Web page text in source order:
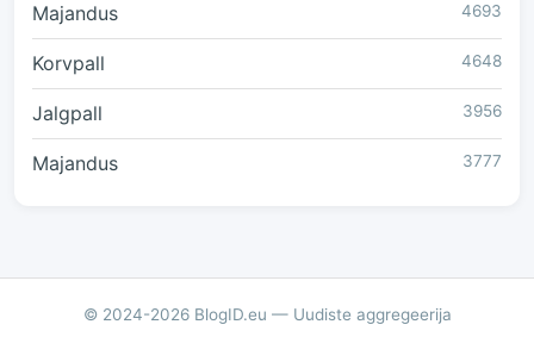
Majandus 4693
Korvpall 4648
Jalgpall 3956
Majandus 3777
© 2024-2026 BlogID.eu — Uudiste aggregeerija